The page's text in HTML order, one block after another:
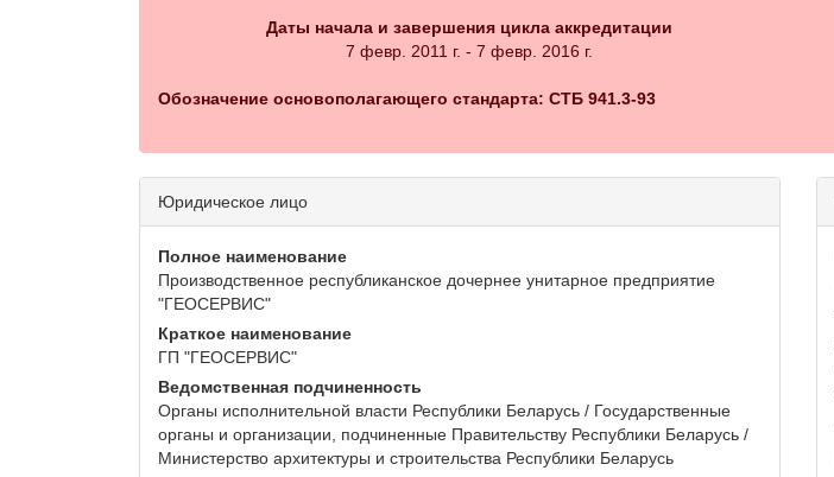
Даты начала и завершения цикла аккредитации
7 февр. 2011 г. - 7 февр. 2016 г.
Обозначение основополагающего стандарта: СТБ 941.3-93
Юридическое лицо
Полное наименование
Производственное республиканское дочернее унитарное предприятие
"ГЕОСЕРВИС"
Краткое наименование
ГП "ГЕОСЕРВИС"
Ведомственная подчиненность
Органы исполнительной власти Республики Беларусь / Государственные
органы и организации, подчиненные Правительству Республики Беларусь /
Министерство архитектуры и строительства Республики Беларусь